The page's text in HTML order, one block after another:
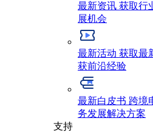
最新资讯 获取行
展机会
最新活动 获取最
获前沿经验
最新白皮书 跨境
务发展解决方案
支持